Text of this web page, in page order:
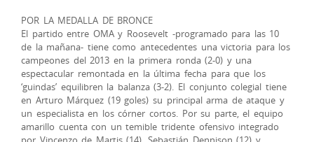
POR LA MEDALLA DE BRONCE
El partido entre OMA y Roosevelt -programado para las 10
de la mañana- tiene como antecedentes una victoria para los
campeones del 2013 en la primera ronda (2-0) y una
espectacular remontada en la última fecha para que los
‘guindas’ equilibren la balanza (3-2). El conjunto colegial tiene
en Arturo Márquez (19 goles) su principal arma de ataque y
un especialista en los córner cortos. Por su parte, el equipo
amarillo cuenta con un temible tridente ofensivo integrado